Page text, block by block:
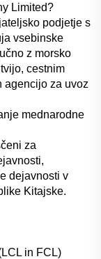
Limited?
podjetje s
vsebinske
z morsko
cestnim
agencijo za uvoz
mednarodne
za
dejavnosti v
Kitajske.
in FCL)